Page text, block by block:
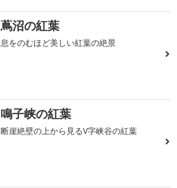
蔦沼の紅葉
息をのむほど美しい紅葉の絶景
鳴子峡の紅葉
断崖絶壁の上から見るV字峡谷の紅葉